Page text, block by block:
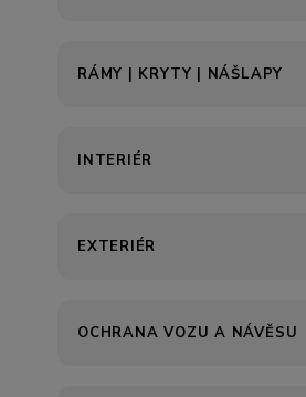
RÁMY | KRYTY | NÁŠLAPY
INTERIÉR
EXTERIÉR
OCHRANA VOZU A NÁVĚSU